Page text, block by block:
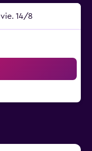
vie. 14/8